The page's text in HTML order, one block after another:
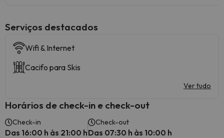
Serviços destacados
Wifi & Internet
Cacifo para Skis
Ver tudo
Horários de check-in e check-out
Check-in
Das 16:00 h às 21:00 h
Check-out
Das 07:30 h às 10:00 h